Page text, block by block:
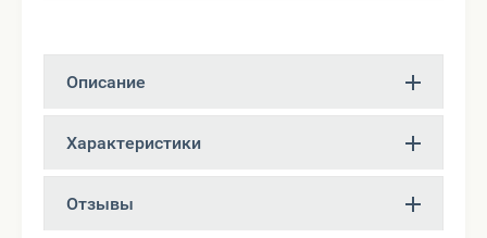
Описание
Характеристики
Отзывы